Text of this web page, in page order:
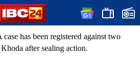
case has been registered against two
after sealing action.